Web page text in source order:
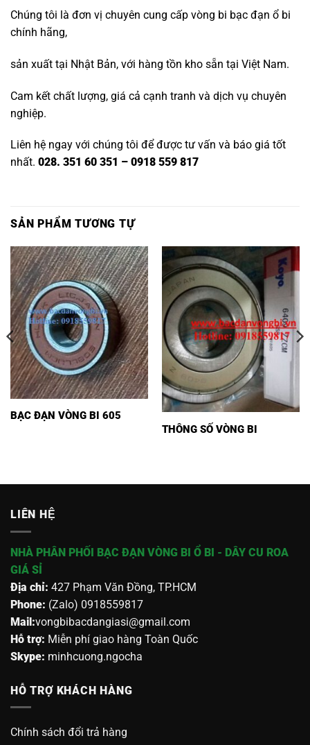
Chúng tôi là đơn vị chuyên cung cấp vòng bi bạc đạn ổ bi
chính hãng,
sản xuất tại Nhật Bản, với hàng tồn kho sẵn tại Việt Nam.
Cam kết chất lượng, giá cả cạnh tranh và dịch vụ chuyên
nghiệp.
Liên hệ ngay với chúng tôi để được tư vấn và báo giá tốt
nhất. 028. 351 60 351 – 0918 559 817
SẢN PHẨM TƯƠNG TỰ
BẠC ĐẠN VÒNG BI 605
THÔNG SỐ VÒNG BI
LIÊN HỆ
NHÀ PHÂN PHỐI BẠC ĐẠN VÒNG BI Ổ BI - DÂY CU ROA
GIÁ SỈ
Địa chỉ: 427 Phạm Văn Đồng, TP.HCM
Phone: (Zalo) 0918559817
Mail:vongbibacdangiasi@gmail.com
Hỗ trợ: Miễn phí giao hàng Toàn Quốc
Skype: minhcuong.ngocha
HỖ TRỢ KHÁCH HÀNG
Chính sách đổi trả hàng